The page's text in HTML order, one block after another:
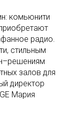
комьюнити
радио.
стильным
залов для
директор
Мария